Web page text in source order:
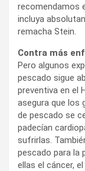
recomendamos
incluya
remacha Stein.
Contra más
Pero algunos
pescado sigue
preventiva en el
asegura que los
de pescado se
padecían
sufrirlas.
pescado para la
ellas el cáncer,